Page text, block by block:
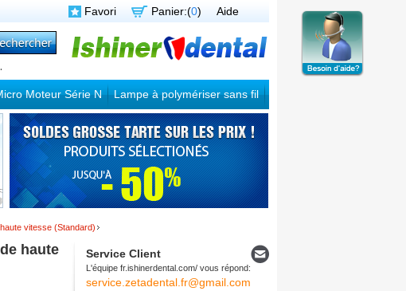
Favori Panier:(0) Aide
Moteur Série N Lampe à polymériser sans fil
vitesse (Standard)
haute
Service Client
L'équipe fr.ishinerdental.com/ vous répond:
service.zetadental.fr@gmail.com